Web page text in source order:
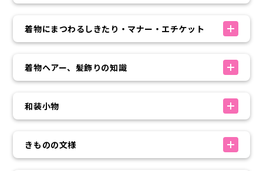
着物にまつわるしきたり・マナー・エチケット
着物ヘアー、髪飾りの知識
和装小物
きものの文様